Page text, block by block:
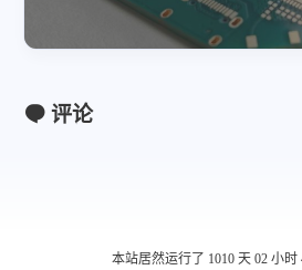
评论
本站居然运行了 1010 天02 小时